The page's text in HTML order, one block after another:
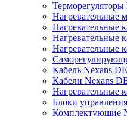
Терморегуляторы
Нагревательные
Нагревательные
Нагревательные
Нагревательные
Кабель Nexans
Кабели Nexans
Нагревательные
Блоки
Комплектующие